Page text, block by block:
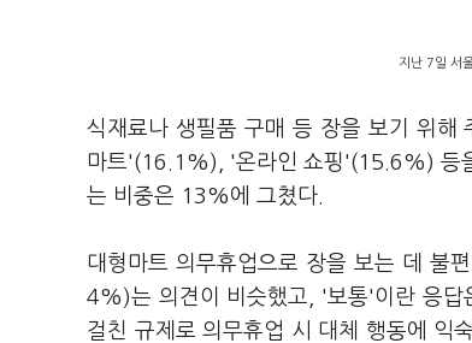
지난 7일 서
식재료나 생필품 구매 등 장을 보기 위해
마트'(16.1%), '온라인 쇼핑'(15.6%) 등
는 비중은 13%에 그쳤다.
대형마트 의무휴업으로 장을 보는 데 불
4%)는 의견이 비슷했고, '보통'이란 응답
걸친 규제로 의무휴업 시 대체 행동에 익